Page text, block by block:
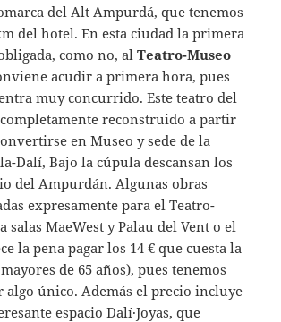
del Alt Ampurdá, que tenemos
del hotel. En esta ciudad la primera
como no, alTeatro-Museo
acudir a primera hora, pues
muy concurrido. Este teatro del
reconstruido a partir
en Museo y sede de la
Dalí, Bajo la cúpula descansan los
del Ampurdán. Algunas obras
expresamente para el Teatro-
salas MaeWest y Palau del Vent o el
la pena pagar los 14 € que cuesta la
de 65 años), pues tenemos
algo único. Además el precio incluye
espacio Dalí·Joyas, que